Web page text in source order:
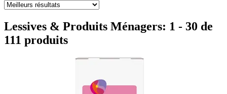
Lessives & Produits Ménagers: 1 - 30 de
111 produits